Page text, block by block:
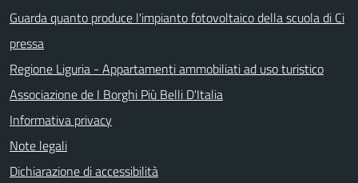
Guarda quanto produce l'impianto fotovoltaico della scuola di Ci
pressa
Regione Liguria - Appartamenti ammobiliati ad uso turistico
Associazione de I Borghi Più Belli D'Italia
Informativa privacy
Note legali
Dichiarazione di accessibilità